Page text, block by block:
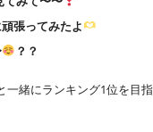
張ってみたよ
？？
一緒にランキング1位を目